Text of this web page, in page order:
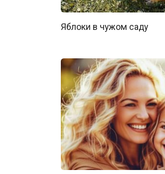
Яблоки в чужом саду